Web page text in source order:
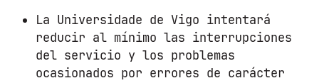
La Universidade de Vigo intentará
reducir al mínimo las interrupciones
del servicio y los problemas
ocasionados por errores de carácter